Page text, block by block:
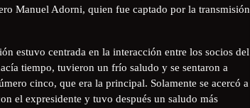
Manuel Adorni, quien fue captado por la transmisión
estuvo centrada en la interacción entre los socios del
tiempo, tuvieron un frío saludo y se sentaron a
cinco, que era la principal. Solamente se acercó a
el expresidente y tuvo después un saludo más